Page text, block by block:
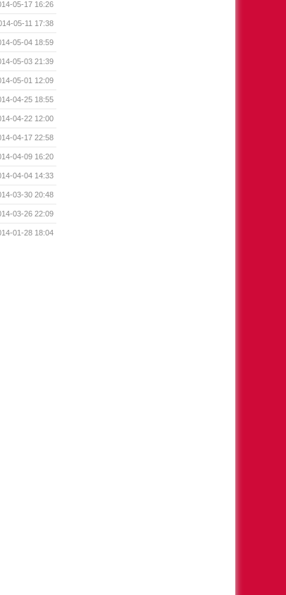
05-17 16:26
05-11 17:38
05-04 18:59
05-03 21:39
05-01 12:09
04-25 18:55
04-22 12:00
04-17 22:58
04-09 16:20
04-04 14:33
03-30 20:48
03-26 22:09
01-28 18:04